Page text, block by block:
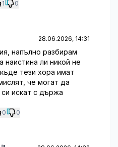
1 0
28.06.2026, 14:31
напълно разбирам
наистина ли никой не
тези хора имат
че могат да
искат с държа
0 0